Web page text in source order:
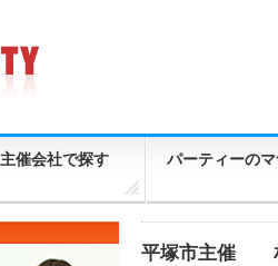
主催会社で探す パーティーの
平塚市主催 相